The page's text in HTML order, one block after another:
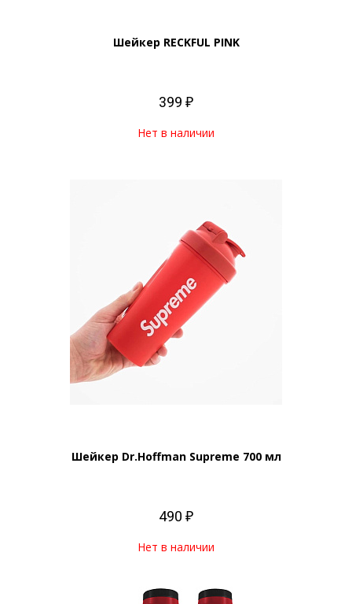
Шейкер RECKFUL PINK
399 ₽
Нет в наличии
Шейкер Dr.Hoffman Supreme 700 мл
490 ₽
Нет в наличии